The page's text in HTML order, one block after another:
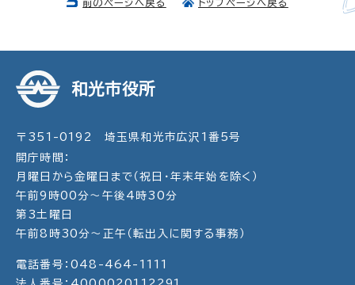
前のページへ戻る トップページへ戻る
和光市役所
〒351-0192 埼玉県和光市広沢1番5号
開庁時間：
月曜日から金曜日まで（祝日・年末年始を除く）
午前9時00分～午後4時30分
第3土曜日
午前8時30分～正午（転出入に関する事務）
電話番号：048-464-1111